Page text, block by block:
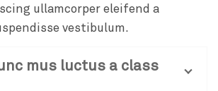
ullamcorper eleifend a
vestibulum.
mus luctus a class